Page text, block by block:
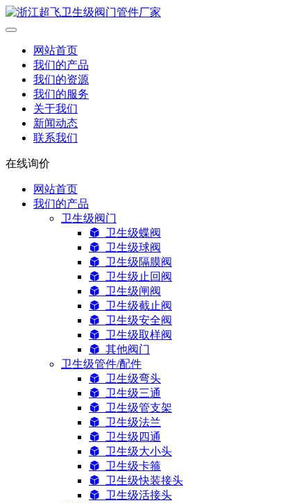
网站首页
我们的产品
我们的资源
我们的服务
关于我们
新闻动态
联系我们
在线询价
网站首页
我们的产品
卫生级阀门
卫生级蝶阀
卫生级球阀
卫生级隔膜阀
卫生级止回阀
卫生级闸阀
卫生级截止阀
卫生级安全阀
卫生级取样阀
其他阀门
卫生级管件/配件
卫生级弯头
卫生级三通
卫生级管支架
卫生级法兰
卫生级四通
卫生级大小头
卫生级卡箍
卫生级快装接头
卫生级活接头